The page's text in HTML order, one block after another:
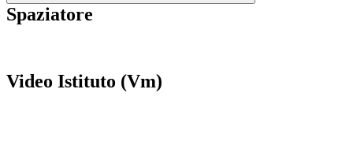
Spaziatore
Video Istituto (Vm)